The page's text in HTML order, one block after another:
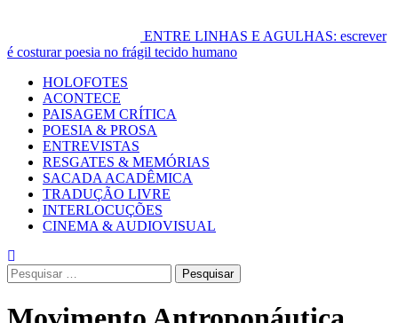
ENTRE LINHAS E AGULHAS: escrever
é costurar poesia no frágil tecido humano
Primary
Menu
HOLOFOTES
ACONTECE
PAISAGEM CRÍTICA
POESIA & PROSA
ENTREVISTAS
RESGATES & MEMÓRIAS
SACADA ACADÊMICA
TRADUÇÃO LIVRE
INTERLOCUÇÕES
CINEMA & AUDIOVISUAL
Pesquisar
por: